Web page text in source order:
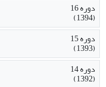
دوره 16
(1394)
دوره 15
(1393)
دوره 14
(1392)